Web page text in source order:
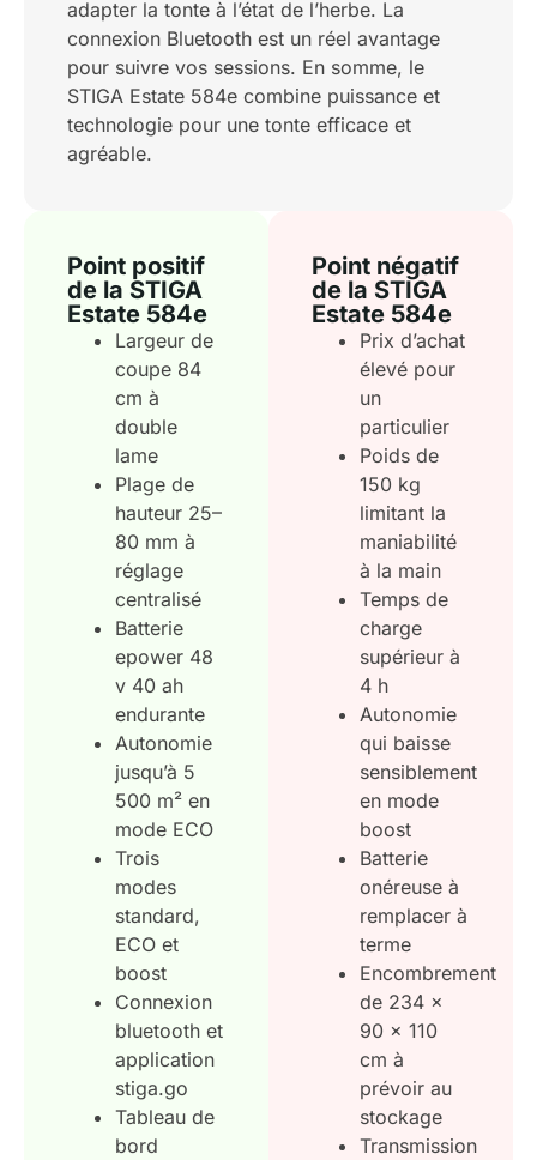
adapter la tonte à l’état de l’herbe. La
connexion Bluetooth est un réel avantage
pour suivre vos sessions. En somme, le
STIGA Estate 584e combine puissance et
technologie pour une tonte efficace et
agréable.
Point positif
de la STIGA
Estate 584e
Largeur de
coupe 84
cm à
double
lame
Plage de
hauteur 25–
80 mm à
réglage
centralisé
Batterie
epower 48
v 40 ah
endurante
Autonomie
jusqu’à 5
500 m² en
mode ECO
Trois
modes
standard,
ECO et
boost
Connexion
bluetooth et
application
stiga.go
Tableau de
bord
Point négatif
de la STIGA
Estate 584e
Prix d’achat
élevé pour
un
particulier
Poids de
150 kg
limitant la
maniabilité
à la main
Temps de
charge
supérieur à
4 h
Autonomie
qui baisse
sensiblement
en mode
boost
Batterie
onéreuse à
remplacer à
terme
Encombrement
de 234 x
90 x 110
cm à
prévoir au
stockage
Transmission